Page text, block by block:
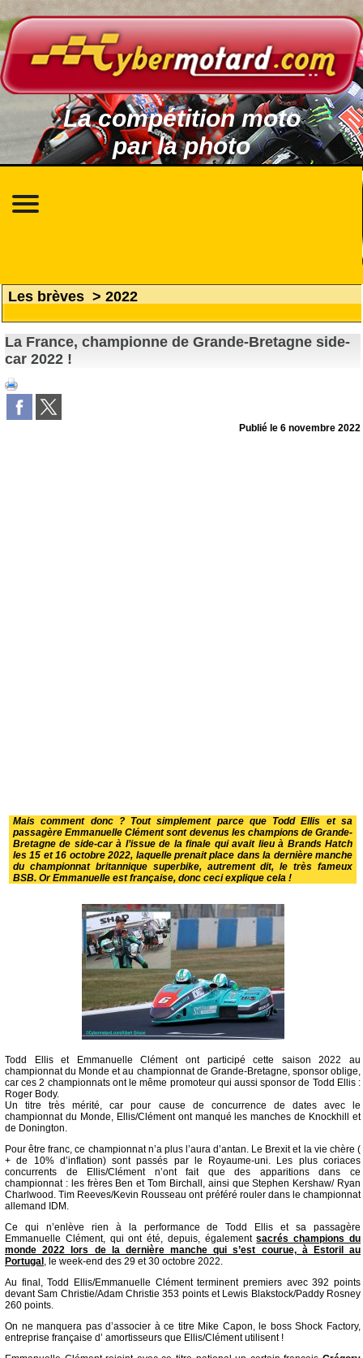
La compétition moto
par la photo
Les brèves > 2022
La France, championne de Grande-Bretagne side-
car 2022 !
Publié le6 novembre 2022
Mais comment donc ? Tout simplement parce que Todd Ellis et sa
passagère Emmanuelle Clément sont devenus les champions de Grande-
Bretagne de side-car à l’issue de la finale qui avait lieu à Brands Hatch
les 15 et 16 octobre 2022, laquelle prenait place dans la dernière manche
du championnat britannique superbike, autrement dit, le très fameux
BSB. Or Emmanuelle est française, donc ceci explique cela !
Todd Ellis et Emmanuelle Clément ont participé cette saison 2022 au
championnat du Monde et au championnat de Grande-Bretagne, sponsor oblige,
car ces 2 championnats ont le même promoteur qui aussi sponsor de Todd Ellis :
Roger Body.
Un titre très mérité, car pour cause de concurrence de dates avec le
championnat du Monde, Ellis/Clément ont manqué les manches de Knockhill et
de Donington.
Pour être franc, ce championnat n’a plus l’aura d’antan. Le Brexit et la vie chère (
+ de 10% d’inflation) sont passés par le Royaume-uni. Les plus coriaces
concurrents de Ellis/Clément n’ont fait que des apparitions dans ce
championnat : les frères Ben et Tom Birchall, ainsi que Stephen Kershaw/ Ryan
Charlwood. Tim Reeves/Kevin Rousseau ont préféré rouler dans le championnat
allemand IDM.
Ce qui n’enlève rien à la performance de Todd Ellis et sa passagère
Emmanuelle Clément, qui ont été, depuis, égalementsacrés champions du
monde 2022 lors de la dernière manche qui s’est courue, à Estoril au
Portugal , le week-end des 29 et 30 octobre 2022.
Au final, Todd Ellis/Emmanuelle Clément terminent premiers avec 392 points
devant Sam Christie/Adam Christie 353 points et Lewis Blakstock/Paddy Rosney
260 points.
On ne manquera pas d’associer à ce titre Mike Capon, le boss Shock Factory,
entreprise française d’ amortisseurs que Ellis/Clément utilisent !